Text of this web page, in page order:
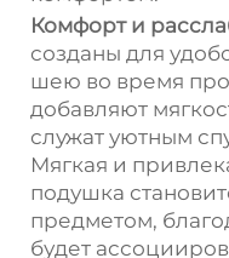
Комфорт и
созданы для
шею во время
добавляют
служат уютным
Мягкая и
подушка
предметом,
будет